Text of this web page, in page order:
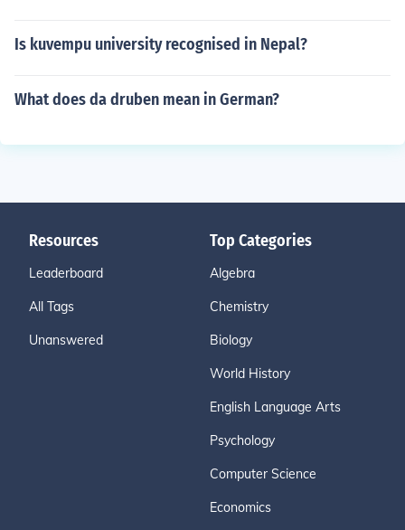
Is kuvempu university recognised in Nepal?
What does da druben mean in German?
Resources
Leaderboard
All Tags
Unanswered
Top Categories
Algebra
Chemistry
Biology
World History
English Language Arts
Psychology
Computer Science
Economics